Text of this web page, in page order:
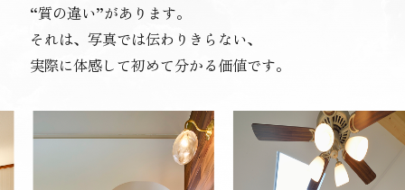
“質の違い”があります。
それは、写真では伝わりきらない、
実際に体感して初めて分かる価値です。